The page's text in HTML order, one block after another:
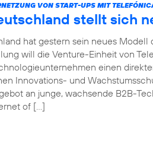
VON START-UPS MIT
stellt sich
hat gestern sein neues
will die Venture-Einheit von
einen
Innovations- und
an junge, wachsende B2B-
of […]